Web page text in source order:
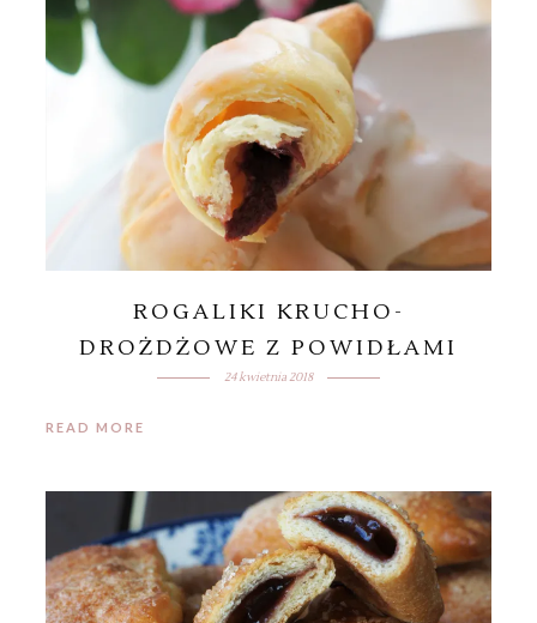
ROGALIKI KRUCHO-
DROŻDŻOWE Z POWIDŁAMI
24 kwietnia 2018
READ MORE